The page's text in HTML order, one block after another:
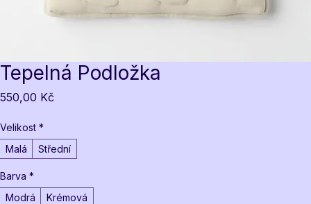
Tepelná Podložka
550,00 KčCena
Velikost *
Malá
Střední
Barva *
Modrá
Krémová